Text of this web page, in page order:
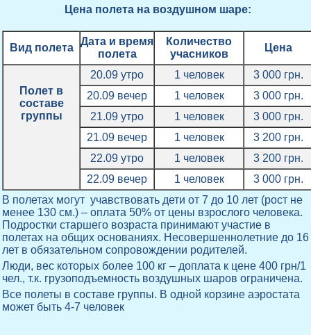
Цена полета на воздушном шаре:
Вид полета
Дата и время
полета
Количество
учасников
Цена
Полет в
составе
группы
20.09 утро 1 человек
3 000 грн.
20.09 вечер
1 человек
3 000 грн.
21.09 утро
1 человек
3 000 грн.
21.09 вечер
1 человек
3 200 грн.
22.09 утро
1 человек
3 200 грн.
22.09 вечер
1 человек
3 000 грн.
В полетах могут учавствовать дети от 7 до 10 лет (рост не
менее 130 см.) – оплата 50% от цены взрослого человека.
Подростки старшего возраста принимают участие в
полетах на общих основаниях. Несовершеннолетние до 16
лет в обязательном сопровождении родителей.
Люди, вес которых более 100 кг – доплата к цене 400 грн/1
чел., т.к. грузоподъемность воздушных шаров ограничена.
Все полеты в составе группы. В одной корзине аэростата
может быть 4-7 человек